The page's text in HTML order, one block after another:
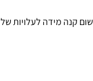
קנה מידה לעלויות של